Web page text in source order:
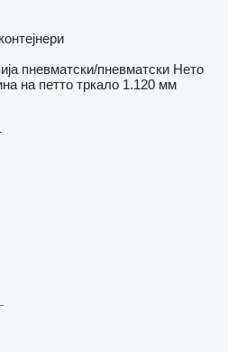
пневматски/пневматски Нето
на петто тркало 1.120 мм